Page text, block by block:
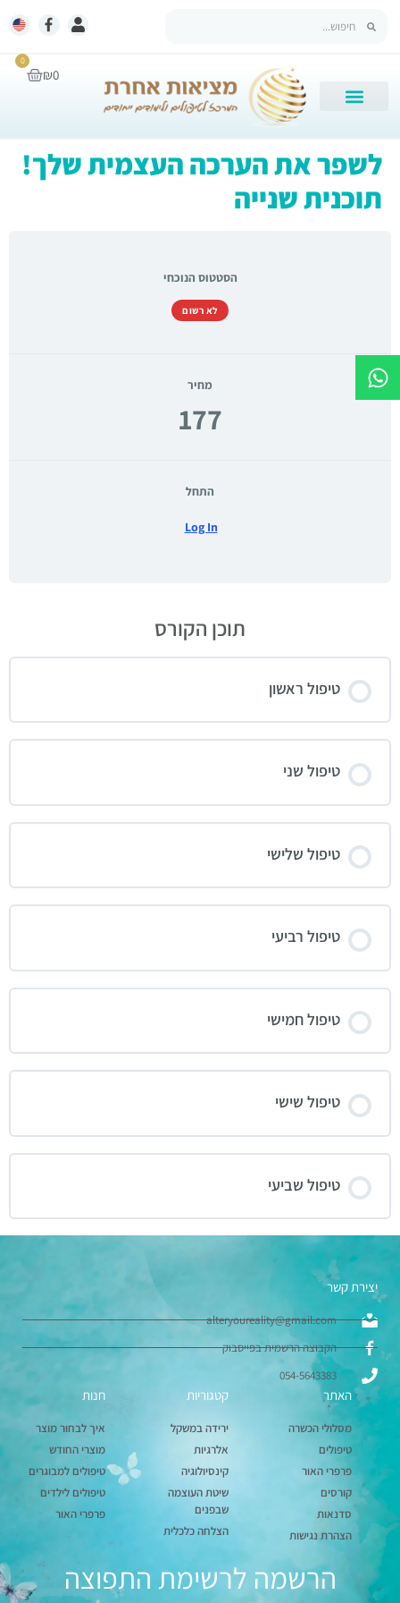
₪0
0
לשפר את הערכה העצמית שלך!
תוכנית שנייה
הסטטוס הנוכחי
לא רשום
מחיר
177
התחל
Log In
תוכן הקורס
טיפול ראשון
טיפול שני
טיפול שלישי
טיפול רביעי
טיפול חמישי
טיפול שישי
טיפול שביעי
יצירת קשר
alteryoureality@gmail.com
הקבוצה הרשמית בפייסבוק
054-5643383
האתר
מסלולי הכשרה
טיפולים
פרפרי האור
קורסים
סדנאות
הצהרת נגישות
קטגוריות
ירידה במשקל
אלרגיות
קינסיולוגיה
שיטת העוצמה
שבפנים
הצלחה כלכלית
חנות
איך לבחור מוצר
מוצרי החודש
טיפולים למבוגרים
טיפולים לילדים
פרפרי האור
הרשמה לרשימת התפוצה